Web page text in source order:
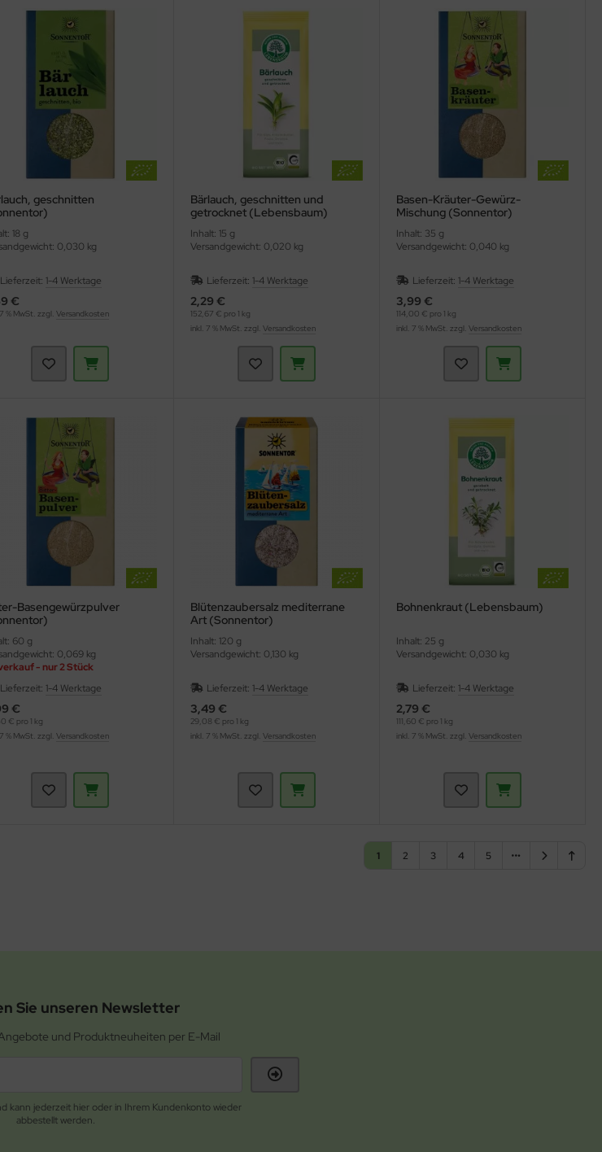
geschnitten
18 g
0,030 kg
Lieferzeit:1-4 Werktage
€
7 % MwSt. zzgl.Versandkosten
Bärlauch, geschnitten und
getrocknet (Lebensbaum)
Inhalt: 15 g
Versandgewicht: 0,020 kg
Lieferzeit: 1-4 Werktage
2,29 €
152,67 € pro 1 kg
inkl. 7 % MwSt. zzgl. Versandkosten
Basen-Kräuter-Gewürz-
Mischung (Sonnentor)
Inhalt: 35 g
Versandgewicht: 0,040 kg
Lieferzeit: 1-4 Werktage
3,99 €
114,00 € pro 1 kg
inkl. 7 % MwSt. zzgl. Versandkosten
Basengewürzpulver
60 g
0,069 kg
- nur 2 Stück
Lieferzeit:1-4 Werktage
€
€ pro 1 kg
7 % MwSt. zzgl.Versandkosten
Blütenzaubersalz mediterrane
Art (Sonnentor)
Inhalt: 120 g
Versandgewicht: 0,130 kg
Lieferzeit: 1-4 Werktage
3,49 €
29,08 € pro 1 kg
inkl. 7 % MwSt. zzgl. Versandkosten
Bohnenkraut (Lebensbaum)
Inhalt: 25 g
Versandgewicht: 0,030 kg
Lieferzeit: 1-4 Werktage
2,79 €
111,60 € pro 1 kg
inkl. 7 % MwSt. zzgl. Versandkosten
1 2 3 4 5
Sie unseren Newsletter
und Produktneuheiten per E-Mail
kann jederzeit hier oder in Ihrem Kundenkonto wieder
abbestellt werden.